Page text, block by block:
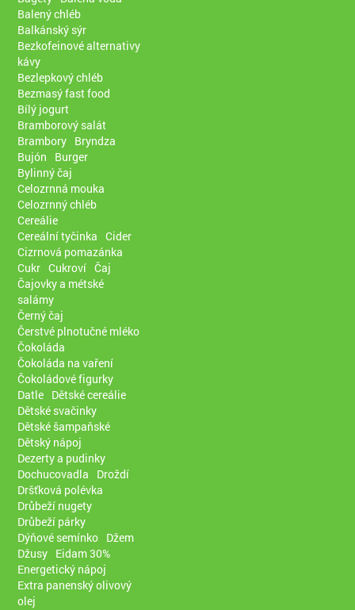
Balený chléb
Balkánský sýr
Bezkofeinové alternativy
kávy
Bezlepkový chléb
Bezmasý fast food
Bílý jogurt
Bramborový salát
Brambory Bryndza
Bujón
Burger
Bylinný čaj
Celozrnná mouka
Celozrnný chléb
Cereálie
Cereální tyčinka Cider
Cizrnová pomazánka
Cukr Cukroví Čaj
Čajovky a métské
salámy
Černý čaj
Čerstvé plnotučné mléko
Čokoláda
Čokoláda na vaření
Čokoládové figurky
Datle Dětské cereálie
Dětské svačinky
Dětské šampaňské
Dětský nápoj
Dezerty a pudinky
Dochucovadla
Droždí
Dršťková polévka
Drůbeží nugety
Drůbeží párky
Dýňové semínko Džem
Džusy Eidam 30%
Energetický nápoj
Extra panenský olivový
olej